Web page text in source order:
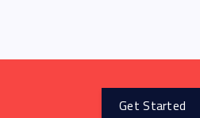
Get Started